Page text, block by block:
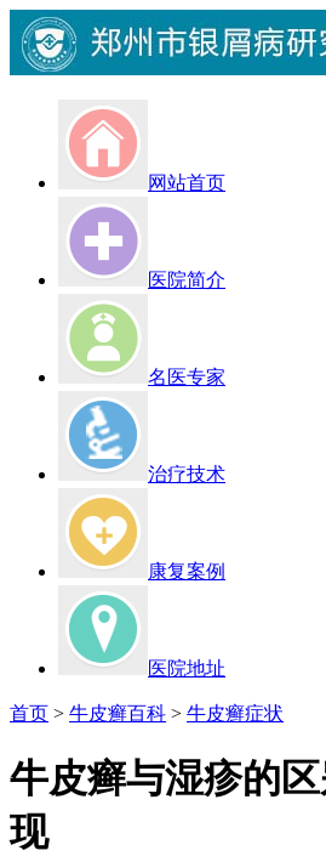
网站首页
医院简介
名医专家
治疗技术
康复案例
医院地址
首页 > 牛皮癣百科 > 牛皮癣症状
牛皮癣与湿疹的
现